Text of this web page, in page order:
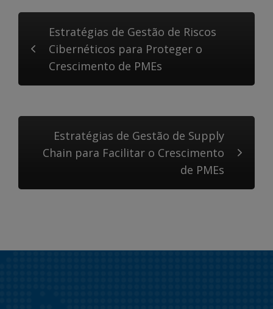
Estratégias de Gestão de Riscos
Cibernéticos para Proteger o
Crescimento de PMEs
Estratégias de Gestão de Supply
Chain para Facilitar o Crescimento
de PMEs